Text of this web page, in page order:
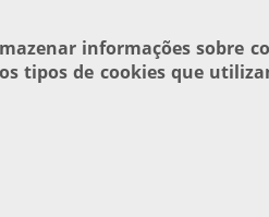
informações sobre
tipos de cookies que